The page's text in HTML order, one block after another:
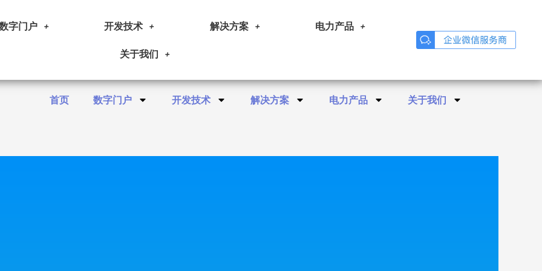
字门户 开发技术 解决方案 电力产品
关于我们
首页 数字门户 开发技术 解决方案 电力产品 关于我们